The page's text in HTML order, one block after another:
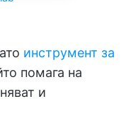
инструмент за
помага на
и